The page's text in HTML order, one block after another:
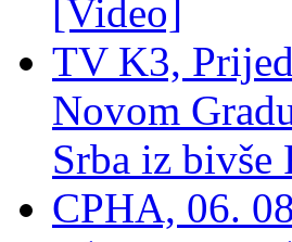
[Video]
TV K3,
Novom
Srba iz bivše
СРНА, 06.